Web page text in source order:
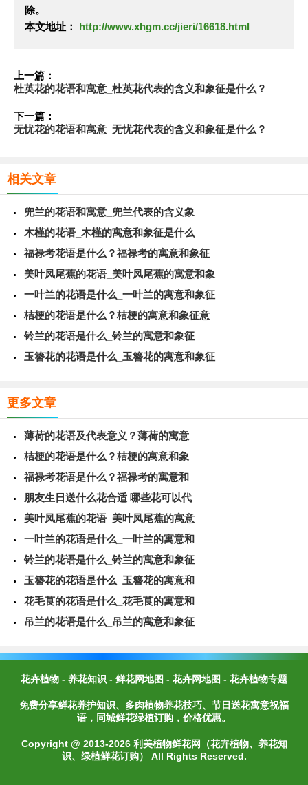
除。
本文地址：
http://www.xhgm.cc/jieri/16618.html
上一篇：
杜英花的花语和寓意_杜英花代表的含义和象征是什么？
下一篇：
无忧花的花语和寓意_无忧花代表的含义和象征是什么？
相关文章
兜兰的花语和寓意_兜兰代表的含义象
木槿的花语_木槿的寓意和象征是什么
福禄考花语是什么？福禄考的寓意和象征
美叶凤尾蕉的花语_美叶凤尾蕉的寓意和象
一叶兰的花语是什么_一叶兰的寓意和象征
桔梗的花语是什么？桔梗的寓意和象征意
铃兰的花语是什么_铃兰的寓意和象征
玉簪花的花语是什么_玉簪花的寓意和象征
更多文章
薄荷的花语及代表意义？薄荷的寓意
桔梗的花语是什么？桔梗的寓意和象
福禄考花语是什么？福禄考的寓意和
朋友生日送什么花合适 哪些花可以代
美叶凤尾蕉的花语_美叶凤尾蕉的寓意
一叶兰的花语是什么_一叶兰的寓意和
铃兰的花语是什么_铃兰的寓意和象征
玉簪花的花语是什么_玉簪花的寓意和
花毛茛的花语是什么_花毛茛的寓意和
吊兰的花语是什么_吊兰的寓意和象征
花卉植物 - 养花知识 - 鲜花网地图 - 花卉网地图 - 花卉植物专题
免费分享鲜花养护知识、多肉植物养花技巧、节日送花寓意祝福
语，同城鲜花绿植订购，价格优惠。
Copyright @ 2013-2026 利美植物鲜花网（花卉植物、养花知
识、绿植鲜花订购） All Rights Reserved.